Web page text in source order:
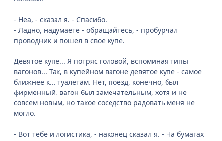
- Неа, - сказал я. - Спасибо.
- Ладно, надумаете - обращайтесь, - пробурчал
проводник и пошел в свое купе.
Девятое купе... Я потряс головой, вспоминая типы
вагонов... Так, в купейном вагоне девятое купе - самое
ближнее к... туалетам. Нет, поезд, конечно, был
фирменный, вагон был замечательным, хотя и не
совсем новым, но такое соседство радовать меня не
могло.
- Вот тебе и логистика, - наконец сказал я. - На бумагах